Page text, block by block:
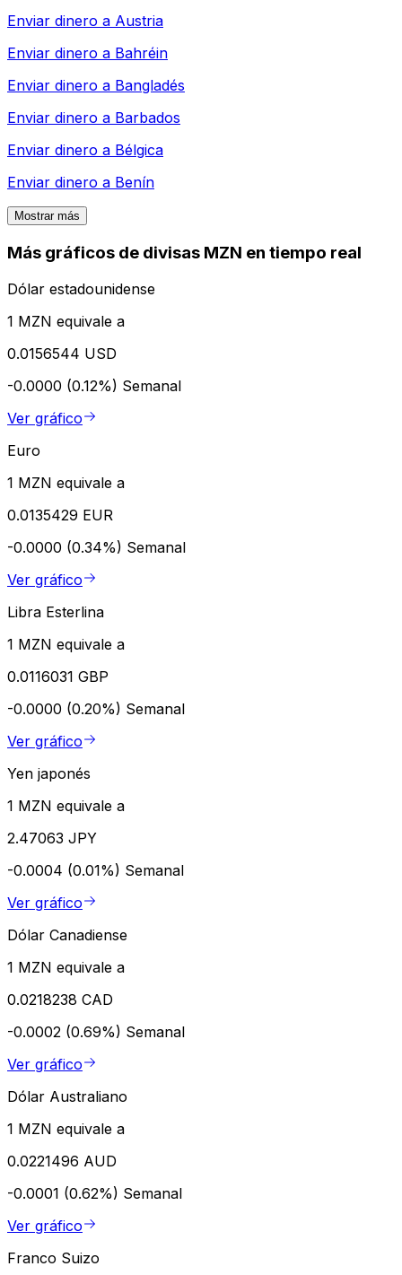
Enviar dinero a Austria
Enviar dinero a Bahréin
Enviar dinero a Bangladés
Enviar dinero a Barbados
Enviar dinero a Bélgica
Enviar dinero a Benín
Mostrar más
Más gráficos de divisas MZN en tiempo real
Dólar estadounidense
1 MZN equivale a
0.0156544 USD
-0.0000 (0.12%) Semanal
Ver gráfico
Euro
1 MZN equivale a
0.0135429 EUR
-0.0000 (0.34%) Semanal
Ver gráfico
Libra Esterlina
1 MZN equivale a
0.0116031 GBP
-0.0000 (0.20%) Semanal
Ver gráfico
Yen japonés
1 MZN equivale a
2.47063 JPY
-0.0004 (0.01%) Semanal
Ver gráfico
Dólar Canadiense
1 MZN equivale a
0.0218238 CAD
-0.0002 (0.69%) Semanal
Ver gráfico
Dólar Australiano
1 MZN equivale a
0.0221496 AUD
-0.0001 (0.62%) Semanal
Ver gráfico
Franco Suizo